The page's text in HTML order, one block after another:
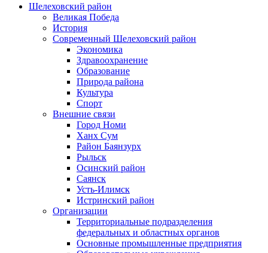
Шелеховский район
Великая Победа
История
Современный Шелеховский район
Экономика
Здравоохранение
Образование
Природа района
Культура
Спорт
Внешние связи
Город Номи
Ханх Сум
Район Баянзурх
Рыльск
Осинский район
Саянск
Усть-Илимск
Истринский район
Организации
Территориальные подразделения
федеральных и областных органов
Основные промышленные предприятия